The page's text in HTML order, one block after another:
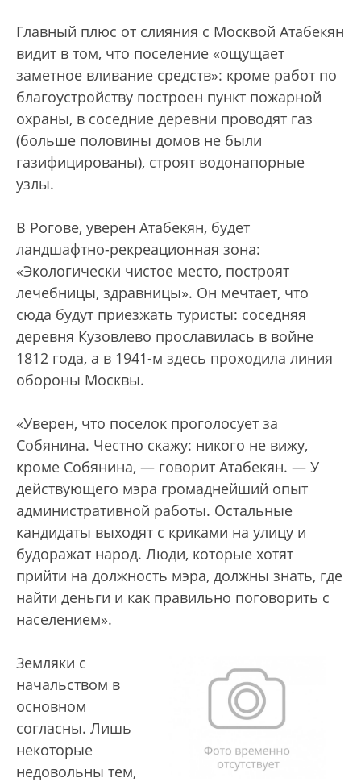
Главный плюс от слияния с Москвой Атабекян
видит в том, что поселение «ощущает
заметное вливание средств»: кроме работ по
благоустройству построен пункт пожарной
охраны, в соседние деревни проводят газ
(больше половины домов не были
газифицированы), строят водонапорные
узлы.
В Рогове, уверен Атабекян, будет
ландшафтно-рекреационная зона:
«Экологически чистое место, построят
лечебницы, здравницы». Он мечтает, что
сюда будут приезжать туристы: соседняя
деревня Кузовлево прославилась в войне
1812 года, а в 1941-м здесь проходила линия
обороны Москвы.
«Уверен, что поселок проголосует за
Собянина. Честно скажу: никого не вижу,
кроме Собянина, — говорит Атабекян. — У
действующего мэра громаднейший опыт
административной работы. Остальные
кандидаты выходят с криками на улицу и
будоражат народ. Люди, которые хотят
прийти на должность мэра, должны знать, где
найти деньги и как правильно поговорить с
населением».
Земляки с
начальством в
основном
согласны. Лишь
некоторые
недовольны тем,